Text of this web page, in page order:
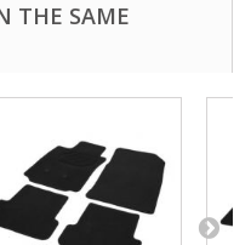
THE SAME